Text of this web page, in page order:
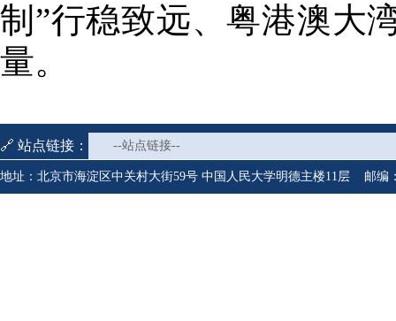
制”行稳致远、粤港澳大
量。
🔗 站点链接： --站点链接--
地址：北京市海淀区中关村大街59号 中国人民大学明德主楼11层 邮